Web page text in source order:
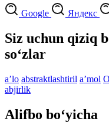
Google Яндекс
Siz uchun qiziq
so‘zlar
aʼlo abstraktlashtiril aʼmol
abjirlik
Alifbo bo‘yicha